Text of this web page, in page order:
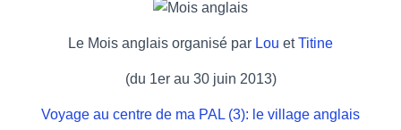
Le Mois anglais organisé par Lou etTitine
(du 1er au 30 juin 2013)
Voyage au centre de ma PAL (3): le village anglais